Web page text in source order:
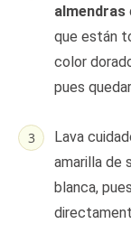
almendras
que están
color
pues
Lava
amarilla de
blanca,